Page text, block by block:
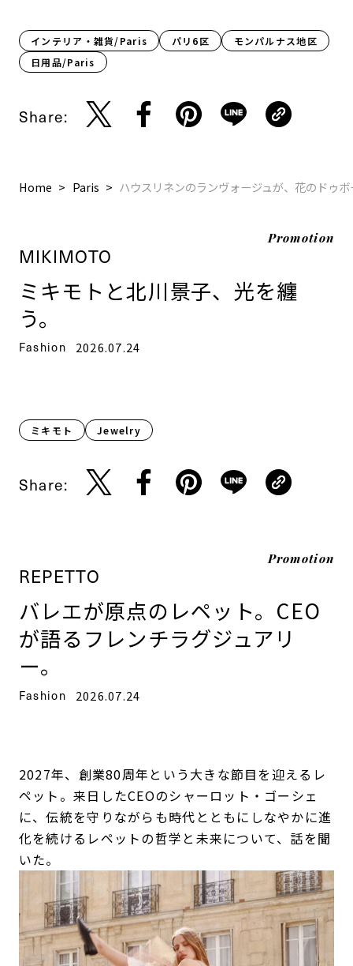
インテリア・雑貨/Paris パリ6区
モンパルナス地区
日用品/Paris
Share:
Home Paris ハウスリネンのランヴォージュが、花のドゥ
Promotion
MIKIMOTO
ミキモトと北川景子、光を纏
う。
Fashion 2026.07.24
ミキモト Jewelry
Share:
Promotion
REPETTO
バレエが原点のレペット。CEO
が語るフレンチラグジュアリ
ー。
Fashion 2026.07.24
2027年、創業80周年という大きな節目を迎えるレ
ペット。来日したCEOのシャーロット・ゴーシェ
に、伝統を守りながらも時代とともにしなやかに進
化を続けるレペットの哲学と未来について、話を聞
いた。